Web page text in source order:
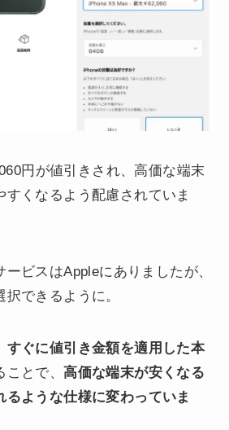
円が値引きされ、高価な端末
すくなるよう配慮されていま
ビスはAppleにありましたが、
できるように。
すぐに値引き金額を適用した本
ことで、高価な端末が安くなる
るような仕様に変わっていま